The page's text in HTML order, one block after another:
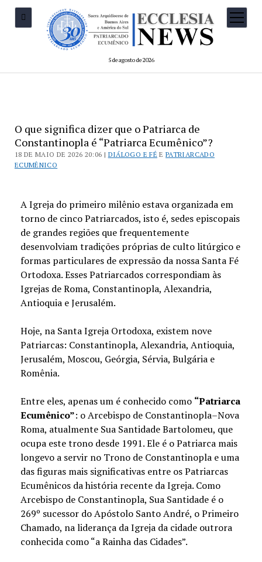
5 de agosto de 2026
O que significa dizer que o Patriarca de
Constantinopla é “Patriarca Ecumênico”?
18 DE MAIO DE 2026 20:06 | DIÁLOGO E FÉ EPATRIARCADO
ECUMÊNICO
A Igreja do primeiro milênio estava organizada em
torno de cinco Patriarcados, isto é, sedes episcopais
de grandes regiões que frequentemente
desenvolviam tradições próprias de culto litúrgico e
formas particulares de expressão da nossa Santa Fé
Ortodoxa. Esses Patriarcados correspondiam às
Igrejas de Roma, Constantinopla, Alexandria,
Antioquia e Jerusalém.
Hoje, na Santa Igreja Ortodoxa, existem nove
Patriarcas: Constantinopla, Alexandria, Antioquia,
Jerusalém, Moscou, Geórgia, Sérvia, Bulgária e
Romênia.
Entre eles, apenas um é conhecido como “Patriarca
Ecumênico”: o Arcebispo de Constantinopla–Nova
Roma, atualmente Sua Santidade Bartolomeu, que
ocupa este trono desde 1991. Ele é o Patriarca mais
longevo a servir no Trono de Constantinopla e uma
das figuras mais significativas entre os Patriarcas
Ecumênicos da história recente da Igreja. Como
Arcebispo de Constantinopla, Sua Santidade é o
269º sucessor do Apóstolo Santo André, o Primeiro
Chamado, na liderança da Igreja da cidade outrora
conhecida como “a Rainha das Cidades”.